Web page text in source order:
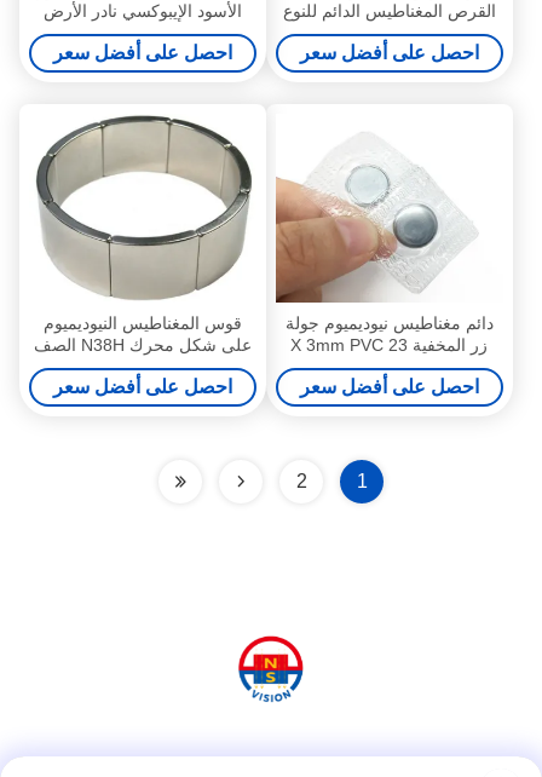
القرص المغناطيس الدائم للنوع
العلاج الطبي
احصل على أفضل سعر
الأسود الإيبوكسي نادر الأرض
N35 مغناطيس قرص صغير
احصل على أفضل سعر
دائم مغناطيس نيوديميوم جولة
زر المخفية 23 X 3mm PVC
المغلفة
احصل على أفضل سعر
قوس المغناطيس النيوديميوم
على شكل محرك N38H الصف
مولد الرياح ندفيب المغناطيس
احصل على أفضل سعر
1
2